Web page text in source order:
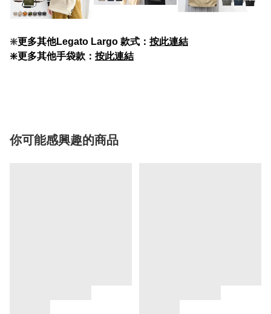
❇️更多其他Legato Largo 款式： 按此連結
❇️更多其他手袋款： 按此連結
你可能感興趣的商品